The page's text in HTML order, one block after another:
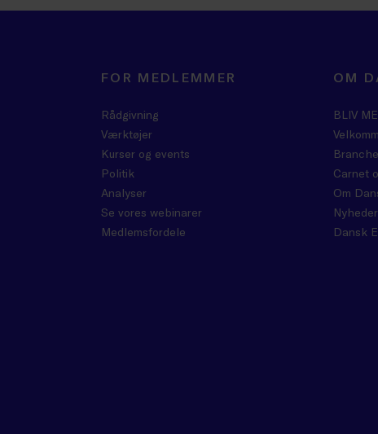
FOR MEDLEMMER
Rådgivning
Værktøjer
Kurser og events
Politik
Analyser
Se vores webinarer
Medlemsfordele
OM
BLIV
Carnet
Om
Dansk